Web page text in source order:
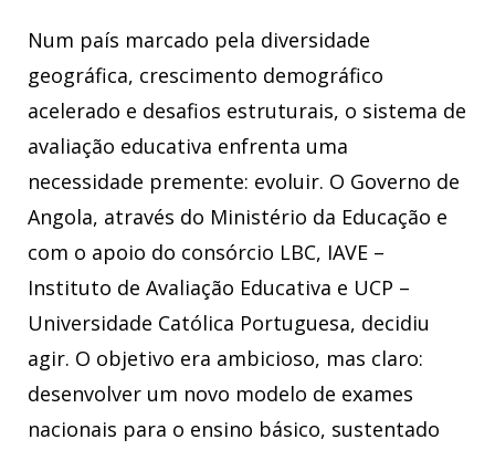
Num país marcado pela diversidade
geográfica, crescimento demográfico
acelerado e desafios estruturais, o sistema de
avaliação educativa enfrenta uma
necessidade premente: evoluir. O Governo de
Angola, através do Ministério da Educação e
com o apoio do consórcio LBC, IAVE –
Instituto de Avaliação Educativa e UCP –
Universidade Católica Portuguesa, decidiu
agir. O objetivo era ambicioso, mas claro:
desenvolver um novo modelo de exames
nacionais para o ensino básico, sustentado